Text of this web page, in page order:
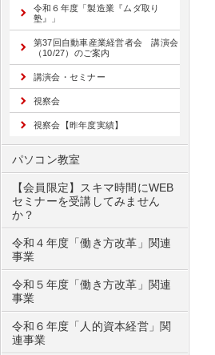
令和６年度「製造業『ムダ取り
塾』」
第37回自動車産業経営者会 講演会
（10/27）のご案内
講演会・セミナー
視察会
視察会【昨年度実績】
パソコン教室
【会員限定】スキマ時間にWEB
セミナーを受講してみません
か？
令和４年度「働き方改革」関連
事業
令和５年度「働き方改革」関連
事業
令和６年度「人的資本経営」関
連事業